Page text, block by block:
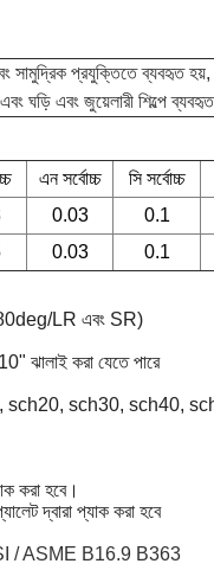
সামুদ্রিক প্রযুক্তিতে ব্যবহৃত
ঘড়ি এবং জুয়েলারী শিল্পে
এন সর্বোচ্চ সি সর্বোচ্চ
0.03 0.1
0.03 0.1
LR এবং SR)
ঝালাই করা যেতে পারে
sch30, sch40,
করা হবে।
দ্বারা প্যাক করা হবে
/ ASME B16.9 B363